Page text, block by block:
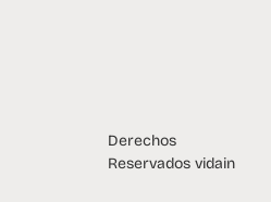
Derechos
Reservados vidain